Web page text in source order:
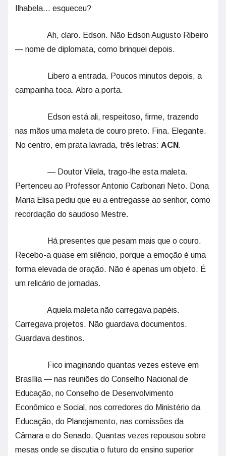
Ilhabela… esqueceu?
Ah, claro. Edson. Não Edson Augusto Ribeiro
— nome de diplomata, como brinquei depois.
Libero a entrada. Poucos minutos depois, a
campainha toca. Abro a porta.
Edson está ali, respeitoso, firme, trazendo
nas mãos uma maleta de couro preto. Fina. Elegante.
No centro, em prata lavrada, três letras: ACN .
— Doutor Vilela, trago-lhe esta maleta.
Pertenceu ao Professor Antonio Carbonari Neto. Dona
Maria Elisa pediu que eu a entregasse ao senhor, como
recordação do saudoso Mestre.
Há presentes que pesam mais que o couro.
Recebo-a quase em silêncio, porque a emoção é uma
forma elevada de oração. Não é apenas um objeto. É
um relicário de jornadas.
Aquela maleta não carregava papéis.
Carregava projetos. Não guardava documentos.
Guardava destinos.
Fico imaginando quantas vezes esteve em
Brasília — nas reuniões do Conselho Nacional de
Educação, no Conselho de Desenvolvimento
Econômico e Social, nos corredores do Ministério da
Educação, do Planejamento, nas comissões da
Câmara e do Senado. Quantas vezes repousou sobre
mesas onde se discutia o futuro do ensino superior